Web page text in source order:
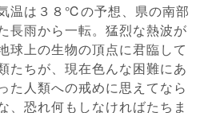
温は３８℃の予想、県の南部
長雨から一転。猛烈な熱波が
球上の生物の頂点に君臨して
たちが、現在色んな困難にあ
た人類への戒めに思えてなら
、恐れ何もしなければたちま